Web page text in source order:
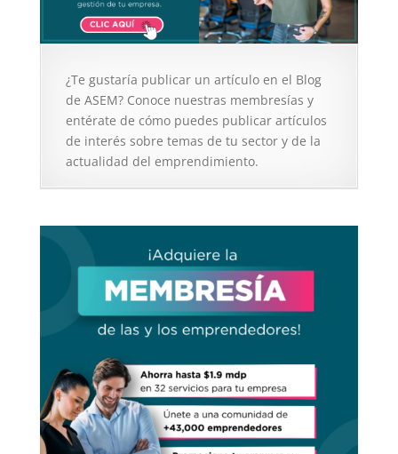
¿Te gustaría publicar un artículo en el Blog
de ASEM? Conoce nuestras membresías y
entérate de cómo puedes publicar artículos
de interés sobre temas de tu sector y de la
actualidad del emprendimiento.